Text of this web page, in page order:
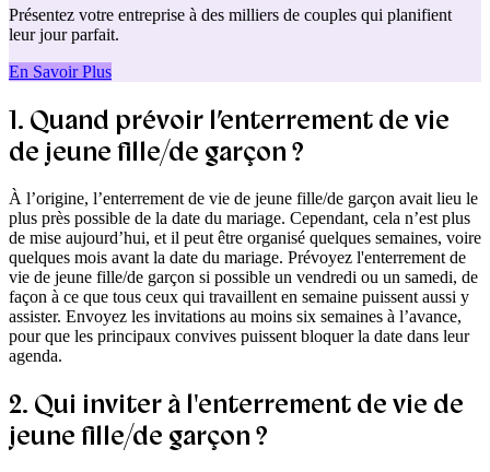
Présentez votre entreprise à des milliers de couples qui planifient
leur jour parfait.
En Savoir Plus
1. Quand prévoir l’enterrement de vie
de jeune fille/de garçon ?
À l’origine, l’enterrement de vie de jeune fille/de garçon avait lieu le
plus près possible de la date du mariage. Cependant, cela n’est plus
de mise aujourd’hui, et il peut être organisé quelques semaines, voire
quelques mois avant la date du mariage. Prévoyez l'enterrement de
vie de jeune fille/de garçon si possible un vendredi ou un samedi, de
façon à ce que tous ceux qui travaillent en semaine puissent aussi y
assister. Envoyez les invitations au moins six semaines à l’avance,
pour que les principaux convives puissent bloquer la date dans leur
agenda.
2. Qui inviter à l'enterrement de vie de
jeune fille/de garçon ?